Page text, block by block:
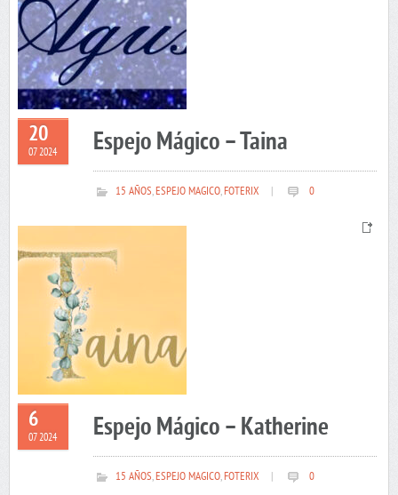
20
07 2024 Espejo Mágico – Taina
15 AÑOS,ESPEJO MAGICO,FOTERIX 0
6
07 2024 Espejo Mágico – Katherine
15 AÑOS,ESPEJO MAGICO,FOTERIX 0